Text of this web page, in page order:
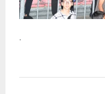
.